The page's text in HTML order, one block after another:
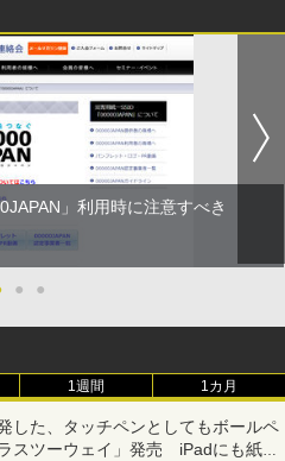
」利用時に注意すべき
● ●
1週間 1カ月
した、タッチペンとしてもボールペ
スツーウェイ」発売 iPadにも紙に